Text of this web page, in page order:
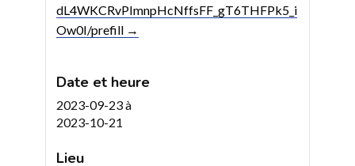
dL4WKCRvPImnpHcNffsFF_gT6THFPk5_i
Ow0I/prefill →
Date et heure
2023-09-23à
2023-10-21
Lieu